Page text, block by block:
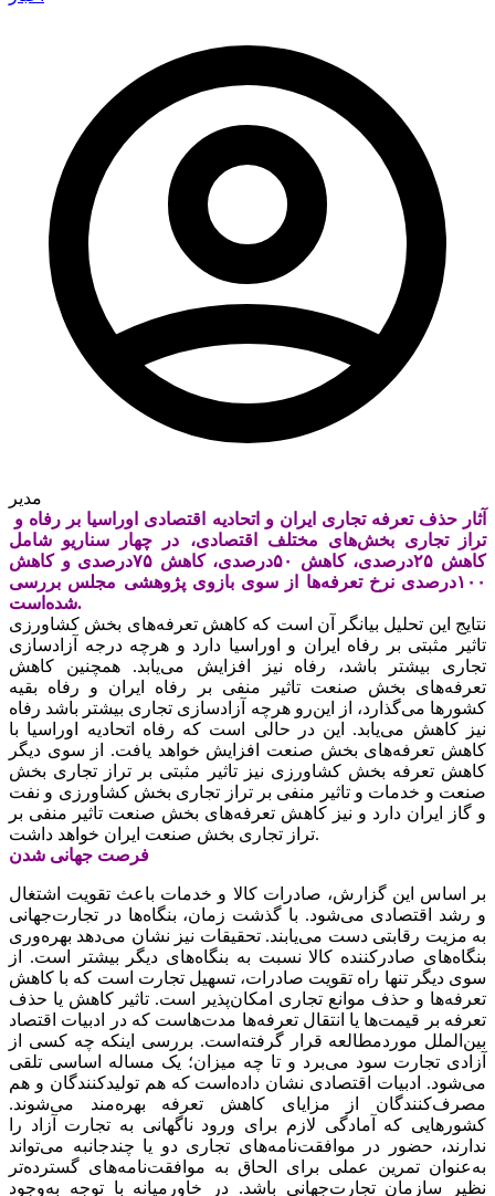
مدیر
آثار حذف تعرفه تجاری ایران و اتحادیه اقتصادی اوراسیا بر رفاه و
تراز تجاری بخش‌های مختلف اقتصادی، در چهار سناریو شامل
کاهش ۲۵‌درصدی، کاهش ۵۰‌درصدی، کاهش ۷۵‌درصدی و کاهش
۱۰۰‌درصدی نرخ تعرفه‌ها از سوی بازوی پژوهشی مجلس بررسی
شده‌است.
نتایج این تحلیل بیانگر آن است که کاهش تعرفه‌های بخش کشاورزی
تاثیر مثبتی بر رفاه ایران و اوراسیا دارد و هرچه درجه آزادسازی
تجاری بیشتر باشد، ‌‌‌‌‌رفاه نیز افزایش می‌یابد. همچنین کاهش
تعرفه‌های بخش صنعت تاثیر منفی بر رفاه ایران و رفاه بقیه
کشورها می‌گذارد، از این‌رو هرچه آزادسازی تجاری بیشتر باشد رفاه
نیز کاهش می‌یابد. این در حالی است که رفاه اتحادیه اوراسیا با
کاهش تعرفه‌های بخش صنعت افزایش خواهد یافت. از سوی دیگر
کاهش تعرفه بخش کشاورزی نیز تاثیر مثبتی بر تراز تجاری بخش
صنعت و خدمات و تاثیر منفی بر تراز تجاری بخش کشاورزی و نفت
و گاز ایران دارد و نیز کاهش تعرفه‌های بخش صنعت تاثیر منفی بر
تراز تجاری بخش صنعت ایران خواهد داشت.
فرصت جهانی شدن
بر اساس این گزارش، صادرات کالا و خدمات باعث تقویت اشتغال
و رشد اقتصادی می‌شود. با گذشت زمان، بنگاه‌ها در تجارت‌جهانی
به مزیت رقابتی دست می‌یابند. تحقیقات نیز نشان می‌دهد بهره‌وری
بنگاه‌های صادرکننده کالا نسبت به بنگاه‌های دیگر بیشتر است. از
سوی دیگر تنها راه تقویت صادرات، تسهیل تجارت است که با کاهش
تعرفه‌ها و حذف موانع تجاری امکان‌پذیر است. تاثیر کاهش یا حذف
تعرفه بر قیمت‌ها یا انتقال تعرفه‌ها مدت‌هاست که در ادبیات اقتصاد
بین‌الملل موردمطالعه قرار گرفته‌است. بررسی اینکه چه کسی از
آزادی تجارت سود می‌برد و تا چه میزان؛ یک مساله اساسی تلقی
می‌شود. ادبیات اقتصادی نشان داده‌است که هم تولیدکنندگان و هم
مصرف‌کنندگان از مزایای کاهش تعرفه بهره‌مند می‌شوند.
کشورهایی که آمادگی لازم برای ورود ناگهانی به تجارت آزاد را
ندارند، حضور در موافقت‌نامه‌های تجاری دو یا چندجانبه می‌تواند
به‌عنوان تمرین عملی برای الحاق به موافقت‌نامه‌های گسترده‌تر
نظیر سازمان تجارت‌جهانی باشد. در خاورمیانه با توجه به‌وجود